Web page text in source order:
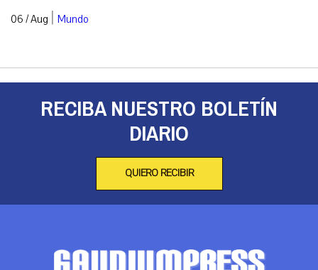
06 / Aug | Mundo
RECIBA NUESTRO BOLETÍN
DIARIO
QUIERO RECIBIR